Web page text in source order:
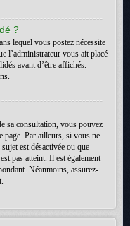
?
lequel vous postez nécessite
l’administrateur vous ait placé
avant d’être affichés.
sa consultation, vous pouvez
page. Par ailleurs, si vous ne
est désactivée ou que
pas atteint. Il est également
Néanmoins, assurez-